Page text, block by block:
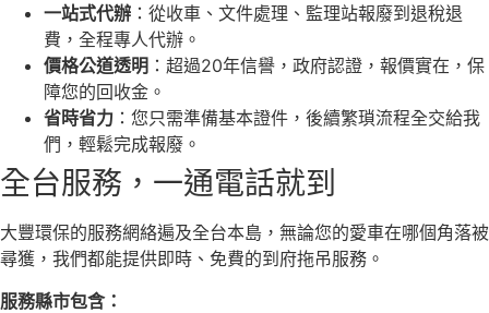
一站式代辦 ：從收車、文件處理、監理站報廢到退稅退
費，全程專人代辦。
價格公道透明 ：超過20年信譽，政府認證，報價實在，保
障您的回收金。
省時省力 ：您只需準備基本證件，後續繁瑣流程全交給我
們，輕鬆完成報廢。
全台服務，一通電話就到
大豐環保的服務網絡遍及全台本島，無論您的愛車在哪個角落被
尋獲，我們都能提供即時、免費的到府拖吊服務。
服務縣市包含：